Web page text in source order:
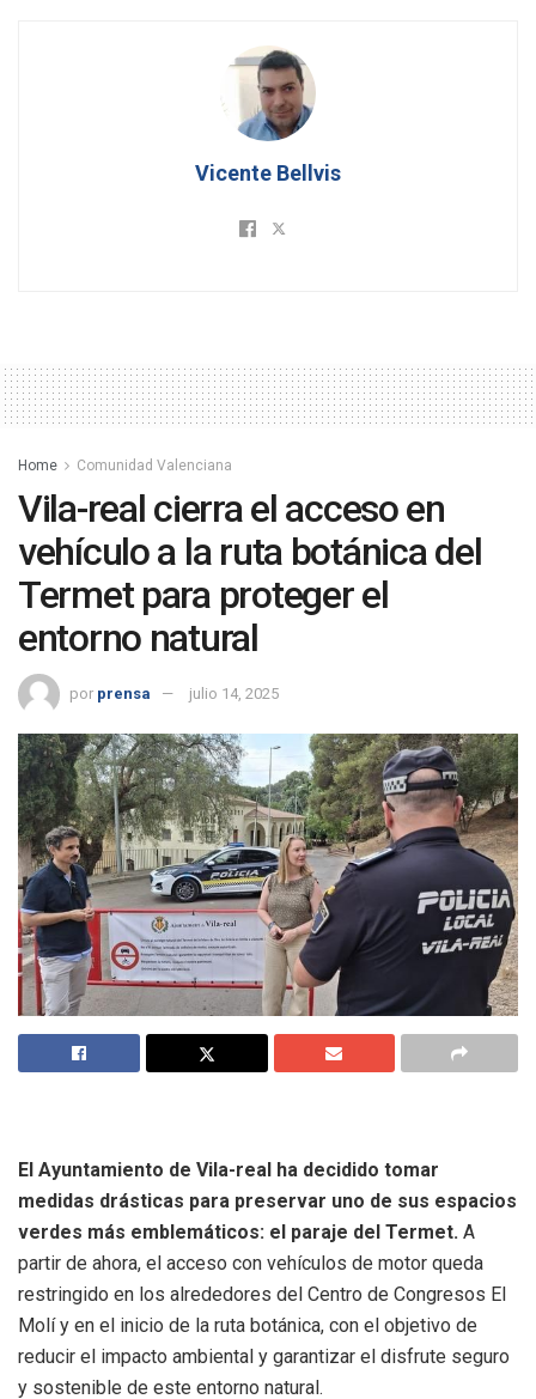
Vicente Bellvis
Home Comunidad Valenciana
Vila-real cierra el acceso en
vehículo a la ruta botánica del
Termet para proteger el
entorno natural
por prensa julio 14, 2025
El Ayuntamiento de Vila-real ha decidido tomar
medidas drásticas para preservar uno de sus espacios
verdes más emblemáticos: el paraje del Termet. A
partir de ahora, el acceso con vehículos de motor queda
restringido en los alrededores del Centro de Congresos El
Molí y en el inicio de la ruta botánica, con el objetivo de
reducir el impacto ambiental y garantizar el disfrute seguro
y sostenible de este entorno natural.